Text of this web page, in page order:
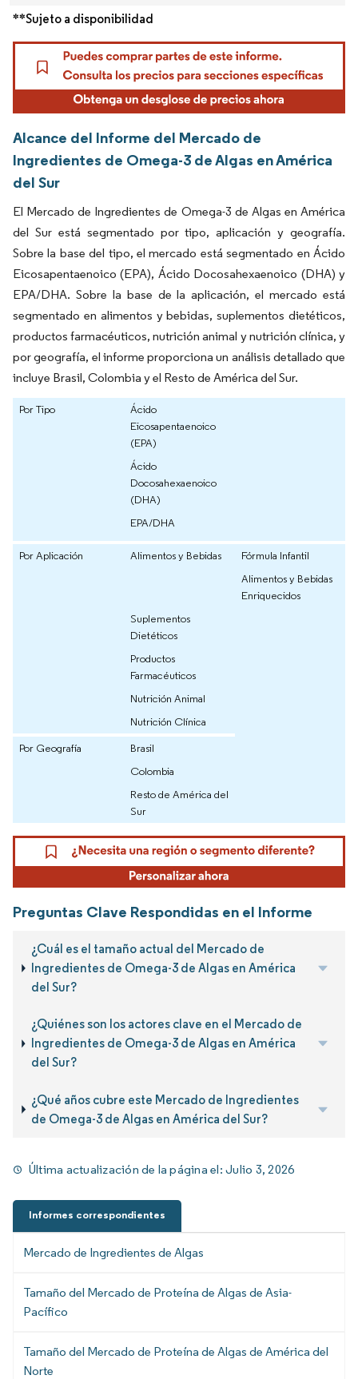
**Sujeto a disponibilidad
Alcance del Informe del Mercado de
Ingredientes de Omega-3 de Algas en América
del Sur
El Mercado de Ingredientes de Omega-3 de Algas en América
del Sur está segmentado por tipo, aplicación y geografía.
Sobre la base del tipo, el mercado está segmentado en Ácido
Eicosapentaenoico (EPA), Ácido Docosahexaenoico (DHA) y
EPA/DHA. Sobre la base de la aplicación, el mercado está
segmentado en alimentos y bebidas, suplementos dietéticos,
productos farmacéuticos, nutrición animal y nutrición clínica, y
por geografía, el informe proporciona un análisis detallado que
incluye Brasil, Colombia y el Resto de América del Sur.
Por Tipo
Ácido
Eicosapentaenoico
(EPA)
Ácido
Docosahexaenoico
(DHA)
EPA/DHA
Por Aplicación Alimentos y Bebidas
Fórmula Infantil
Alimentos y Bebidas
Enriquecidos
Suplementos
Dietéticos
Productos
Farmacéuticos
Nutrición Animal
Nutrición Clínica
Por Geografía
Brasil
Colombia
Resto de América del
Sur
Preguntas Clave Respondidas en el Informe
¿Cuál es el tamaño actual del Mercado de
Ingredientes de Omega-3 de Algas en América
del Sur?
¿Quiénes son los actores clave en el Mercado de
Ingredientes de Omega-3 de Algas en América
del Sur?
¿Qué años cubre este Mercado de Ingredientes
de Omega-3 de Algas en América del Sur?
Última actualización de la página el:Julio 3, 2026
Informes correspondientes
Mercado de Ingredientes de Algas
Tamaño del Mercado de Proteína de Algas de Asia-
Pacífico
Tamaño del Mercado de Proteína de Algas de América del
Norte